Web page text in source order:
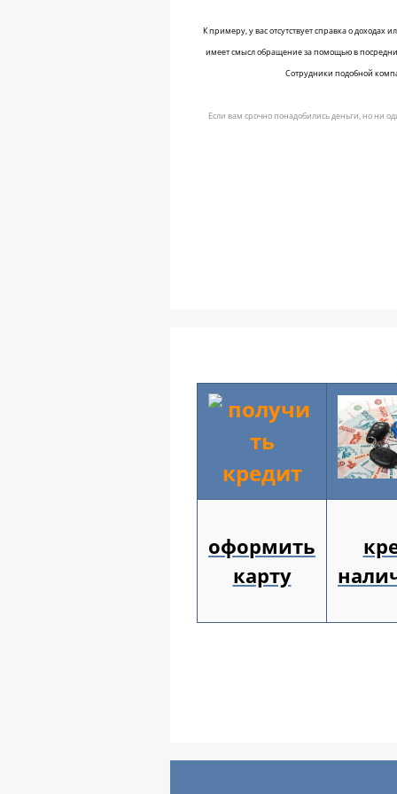
К примеру, у вас отсутствует справка о
имеет смысл обращение за помощью в
Сотрудники подобной
Если вам срочно понадобились деньги, но ни
оформить
карту